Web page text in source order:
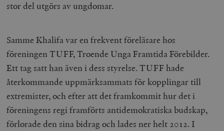
stor del utgörs av ungdomar.
Samme Khalifa var en frekvent föreläsare hos
föreningen TUFF, Troende Unga Framtida Förebilder.
Ett tag satt han även i dess styrelse. TUFF hade
återkommande uppmärksammats för kopplingar till
extremister, och efter att det framkommit hur det i
föreningens regi framförts antidemokratiska budskap,
förlorade den sina bidrag och lades ner helt 2012. I